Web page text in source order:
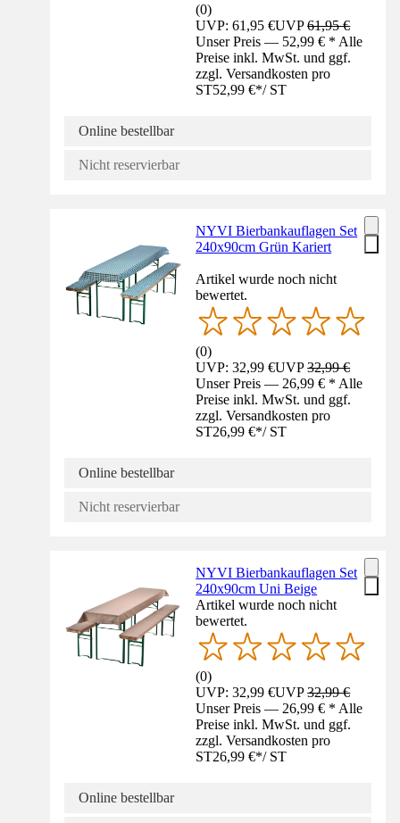
(0)
UVP: 61,95 €UVP61,95 €
Unser Preis — 52,99 € * Alle
Preise inkl. MwSt. und ggf.
zzgl. Versandkosten pro
ST52,99 €*/ ST
Online bestellbar
Nicht reservierbar
NYVI Bierbankauflagen Set
240x90cm Grün Kariert
Artikel wurde noch nicht
bewertet.
(0)
UVP: 32,99 €UVP32,99 €
Unser Preis — 26,99 € * Alle
Preise inkl. MwSt. und ggf.
zzgl. Versandkosten pro
ST26,99 €*/ ST
Online bestellbar
Nicht reservierbar
NYVI Bierbankauflagen Set
240x90cm Uni Beige
Artikel wurde noch nicht
bewertet.
(0)
UVP: 32,99 €UVP32,99 €
Unser Preis — 26,99 € * Alle
Preise inkl. MwSt. und ggf.
zzgl. Versandkosten pro
ST26,99 €*/ ST
Online bestellbar